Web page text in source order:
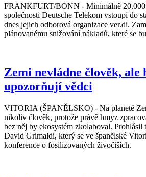
FRANKFURT/BONN - Minimálně 20.000
společnosti Deutsche Telekom vstoupí do
dnes jejich odborová organizace ver.di.
plánovanému snižování nákladů, které se
Zemi nevládne člověk, ale
upozorňují vědci
VITORIA (ŠPANĚLSKO) - Na planetě
nikoliv člověk, protože právě hmyz
bez něj by ekosystém zkolaboval.
David Grimaldi, který se ve španělské
konference o fosilizovaných živočiších.